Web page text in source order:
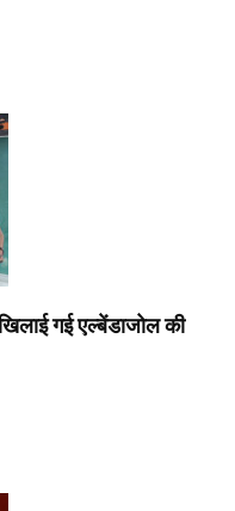
गई एल्बेंडाजोल की